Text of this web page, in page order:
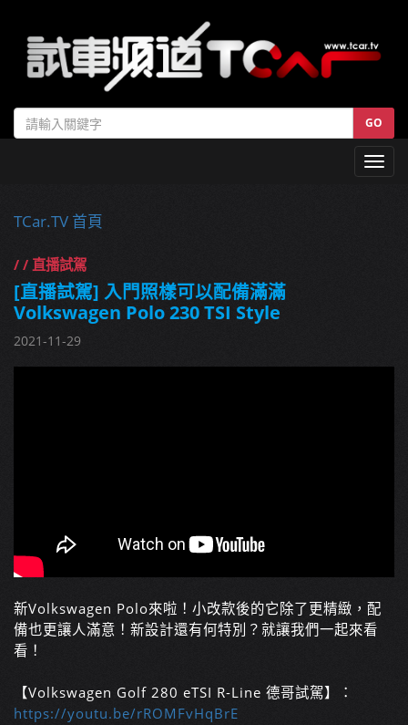
GO
TCar.TV 首頁
/ / 直播試駕
[直播試駕] 入門照樣可以配備滿滿
Volkswagen Polo 230 TSI Style
2021-11-29
新Volkswagen Polo來啦！小改款後的它除了更精緻，配
備也更讓人滿意！新設計還有何特別？就讓我們一起來看
看！
【Volkswagen Golf 280 eTSI R-Line 德哥試駕】：
https://youtu.be/rROMFvHqBrE